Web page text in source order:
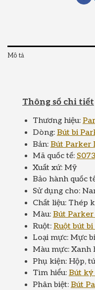
Mô tả
Thông số chi tiết
Thương hiệu:
Dòng: Bút bi
Bản: Bút Parker
Mã quốc tế:
Xuất xứ: Mỹ
Bảo hành quốc
Sử dụng cho:
Chất liệu: Thép
Màu: Bút
Ruột: Ruột bút
Loại mực: Mực
Màu mực: Xanh
Phụ kiện: Hộp,
Tìm hiểu: Bút ký
Phân biệt: Bút